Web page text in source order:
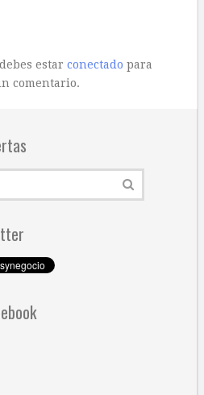
estar conectado para
comentario.